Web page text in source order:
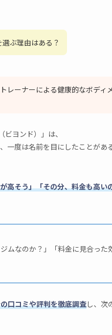
ぶ理由はある？
レーナーによる健康的なボディ
ヨンド）」は、
一度は名前を目にしたことがあ
高そう」「その分、料金も高い
ムなのか？」「料金に見合った
口コミや評判を徹底調査し、次